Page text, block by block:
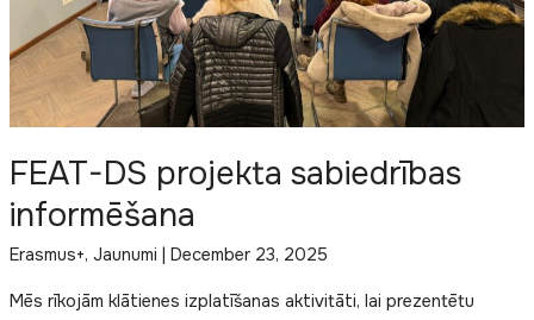
FEAT-DS projekta sabiedrības
informēšana
Erasmus+, Jaunumi | December 23, 2025
Mēs rīkojām klātienes izplatīšanas aktivitāti, lai prezentētu